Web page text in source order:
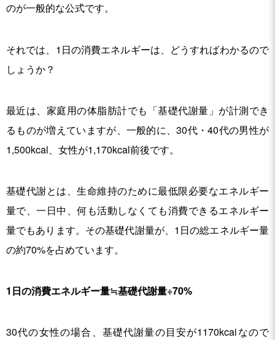
のが一般的な公式です。
それでは、1日の消費エネルギーは、どうすればわかるので
しょうか？
最近は、家庭用の体脂肪計でも「基礎代謝量」が計測でき
るものが増えていますが、一般的に、30代・40代の男性が
1,500kcal、女性が1,170kcal前後です。
基礎代謝とは、生命維持のために最低限必要なエネルギー
量で、一日中、何も活動しなくても消費できるエネルギー
量でもあります。その基礎代謝量が、1日の総エネルギー量
の約70%を占めています。
1日の消費エネルギー量≒基礎代謝量÷70%
30代の女性の場合、基礎代謝量の目安が1170kcaiなので